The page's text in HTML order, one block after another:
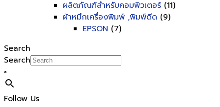
ผลิตภัณฑ์สำหรับคอมพิวเตอร์ (11)
ผ้าหมึกเครื่องพิมพ์ ,พิมพ์ดีด (9)
EPSON (7)
Search
Search
×
Follow Us